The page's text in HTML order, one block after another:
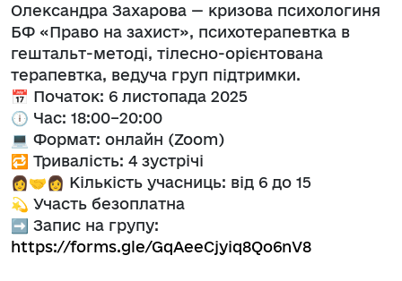
Олександра Захарова — кризова психологиня
БФ «Право на захист», психотерапевтка в
гештальт-методі, тілесно-орієнтована
терапевтка, ведуча груп підтримки.
📅 Початок: 6 листопада 2025
🕕 Час: 18:00–20:00
💻 Формат: онлайн (Zoom)
🔁 Тривалість: 4 зустрічі
👩‍🤝‍👩 Кількість учасниць: від 6 до 15
💫 Участь безоплатна
➡️ Запис на групу:
https://forms.gle/GqAeeCjyiq8Qo6nV8